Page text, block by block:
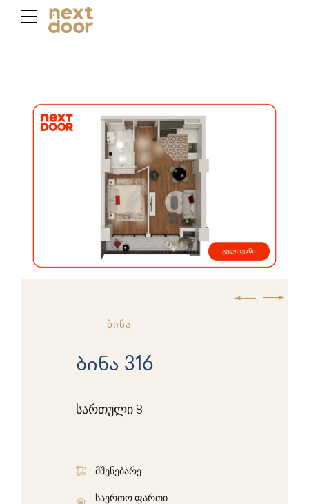
ბინა
ბინა 316
სართული 8
მშენებარე
საერთო ფართი